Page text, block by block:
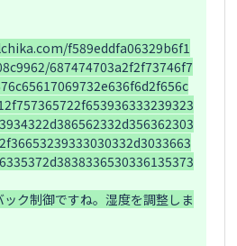
f589eddfa06329b6f1
687474703a2f2f73746f7
ク制御ですね。湿度を調整しま